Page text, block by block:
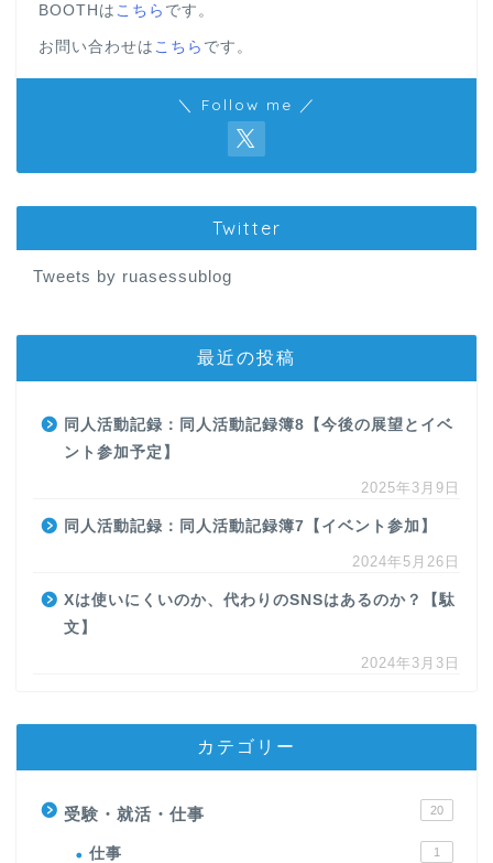
BOOTHは こちら です。
お問い合わせは こちら です。
＼ Follow me ／
Twitter
Tweets by ruasessublog
最近の投稿
同人活動記録：同人活動記録簿8【今後の展望とイベ
ント参加予定】
2025年3月9日
同人活動記録：同人活動記録簿7【イベント参加】
2024年5月26日
Xは使いにくいのか、代わりのSNSはあるのか？【駄
文】
2024年3月3日
カテゴリー
受験・就活・仕事 20
仕事 1